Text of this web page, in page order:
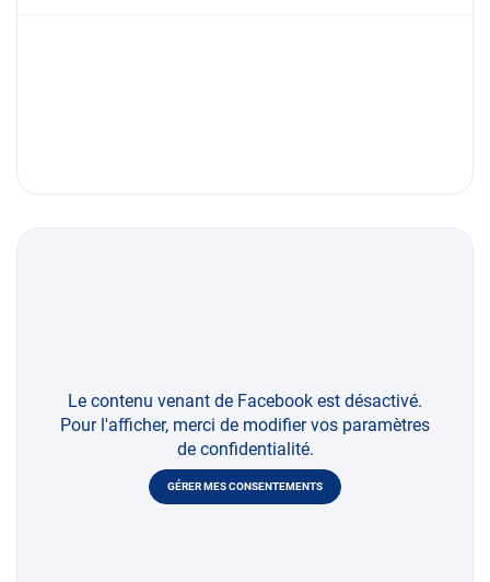
Le contenu venant de Facebook est désactivé.
Pour l'afficher, merci de modifier vos paramètres
de confidentialité.
GÉRER MES CONSENTEMENTS